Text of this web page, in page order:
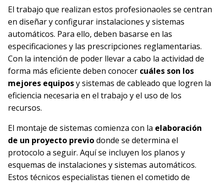
El trabajo que realizan estos profesionaoles se centran
en diseñar y configurar instalaciones y sistemas
automáticos. Para ello, deben basarse en las
especificaciones y las prescripciones reglamentarias.
Con la intención de poder llevar a cabo la actividad de
forma más eficiente deben conocer cuáles son los
mejores equiposy sistemas de cableado que logren la
eficiencia necesaria en el trabajo y el uso de los
recursos.
El montaje de sistemas comienza con la elaboración
de un proyecto previodonde se determina el
protocolo a seguir. Aquí se incluyen los planos y
esquemas de instalaciones y sistemas automáticos.
Estos técnicos especialistas tienen el cometido de